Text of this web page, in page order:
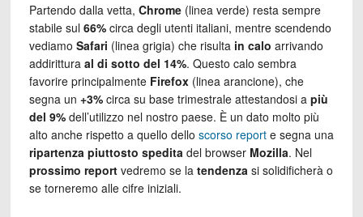
Partendo dalla vetta, Chrome(linea verde) resta sempre
stabile sul 66%circa degli utenti italiani, mentre scendendo
vediamo Safari (linea grigia) che risulta in calo arrivando
addirittura al di sotto del 14%. Questo calo sembra
favorire principalmente Firefox(linea arancione), che
segna un +3%circa su base trimestrale attestandosi a più
del 9%dell’utilizzo nel nostro paese. È un dato molto più
alto anche rispetto a quello dello scorso reporte segna una
ripartenza piuttosto spedita del browser Mozilla. Nel
prossimo reportvedremo se la tendenza si solidificherà o
se torneremo alle cifre iniziali.